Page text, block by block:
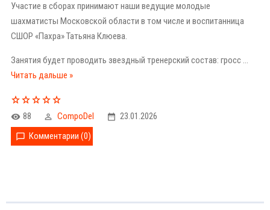
Участие в сборах принимают наши ведущие молодые
шахматисты Московской области в том числе и воспитанница
СШОР «Пахра» Татьяна Клюева.
Занятия будет проводить звездный тренерский состав: гросс ...
Читать дальше »
88 CompoDel
23.01.2026
Комментарии (0)